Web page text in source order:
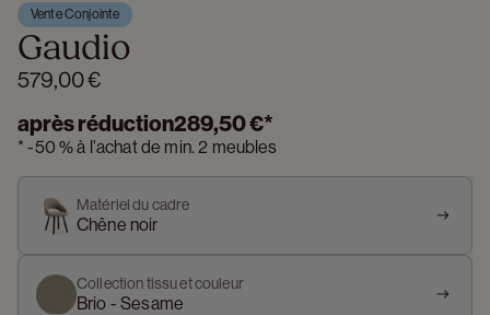
Vente Conjointe
Gaudio
579,00 €
après réduction289,50 €*
*-50 %à l'achat de min. 2 meubles
Matériel du cadre
Chêne noir
Collection tissu et couleur
Brio - Sesame